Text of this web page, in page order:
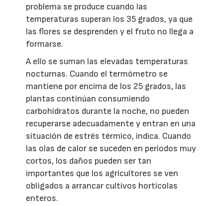
problema se produce cuando las
temperaturas superan los 35 grados, ya que
las flores se desprenden y el fruto no llega a
formarse.
A ello se suman las elevadas temperaturas
nocturnas. Cuando el termómetro se
mantiene por encima de los 25 grados, las
plantas continúan consumiendo
carbohidratos durante la noche, no pueden
recuperarse adecuadamente y entran en una
situación de estrés térmico, indica. Cuando
las olas de calor se suceden en periodos muy
cortos, los daños pueden ser tan
importantes que los agricultores se ven
obligados a arrancar cultivos hortícolas
enteros.